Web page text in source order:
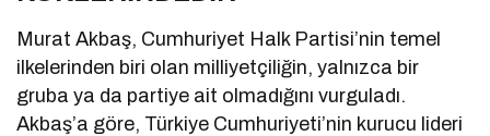
Murat Akbaş, Cumhuriyet Halk Partisi’nin temel
ilkelerinden biri olan milliyetçiliğin, yalnızca bir
gruba ya da partiye ait olmadığını vurguladı.
Akbaş’a göre, Türkiye Cumhuriyeti’nin kurucu lideri